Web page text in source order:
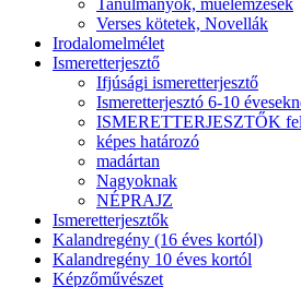
Tanulmányok, műelemzések
Verses kötetek, Novellák
Irodalomelmélet
Ismeretterjesztő
Ifjúsági ismeretterjesztő
Ismeretterjesztó 6-10
ISMERETTERJESZTŐK
képes határozó
madártan
Nagyoknak
NÉPRAJZ
Ismeretterjesztők
Kalandregény (16 éves kortól)
Kalandregény 10 éves kortól
Képzőművészet